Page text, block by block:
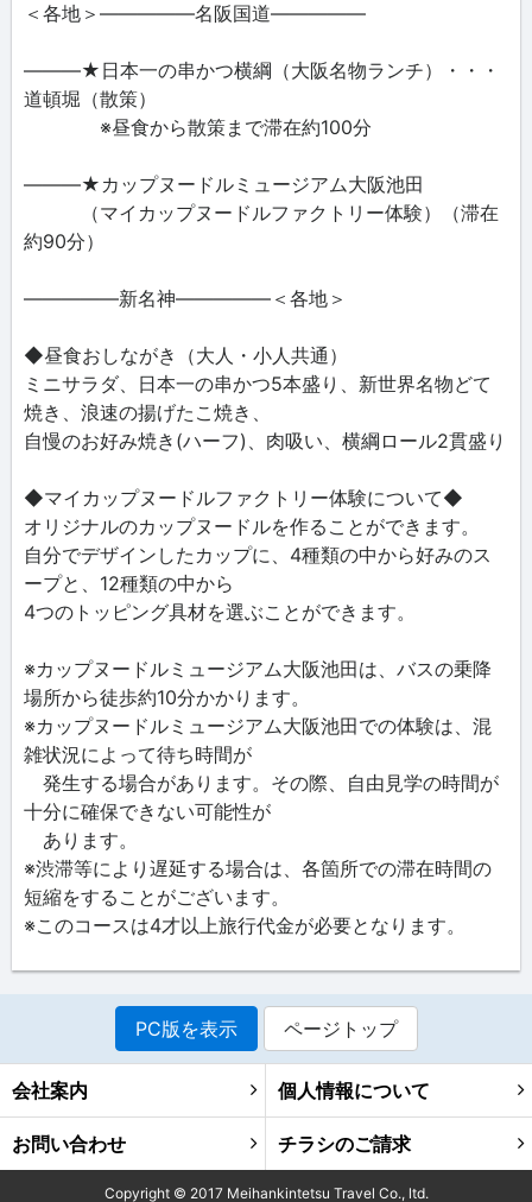
＜各地＞―――――名阪国道―――――
―――★日本一の串かつ横綱（大阪名物ランチ）・・・
道頓堀（散策）
※昼食から散策まで滞在約100分
―――★カップヌードルミュージアム大阪池田
（マイカップヌードルファクトリー体験）（滞在
約90分）
―――――新名神―――――＜各地＞
◆昼食おしながき（大人・小人共通）
ミニサラダ、日本一の串かつ5本盛り、新世界名物どて
焼き、浪速の揚げたこ焼き、
自慢のお好み焼き(ハーフ)、肉吸い、横綱ロール2貫盛り
◆マイカップヌードルファクトリー体験について◆
オリジナルのカップヌードルを作ることができます。
自分でデザインしたカップに、4種類の中から好みのス
ープと、12種類の中から
4つのトッピング具材を選ぶことができます。
※カップヌードルミュージアム大阪池田は、バスの乗降
場所から徒歩約10分かかります。
※カップヌードルミュージアム大阪池田での体験は、混
雑状況によって待ち時間が
発生する場合があります。その際、自由見学の時間が
十分に確保できない可能性が
あります。
※渋滞等により遅延する場合は、各箇所での滞在時間の
短縮をすることがございます。
※このコースは4才以上旅行代金が必要となります。
PC版を表示 ページトップ
会社案内 個人情報について
お問い合わせ チラシのご請求
Copyright © 2017 Meihankintetsu Travel Co., ltd.